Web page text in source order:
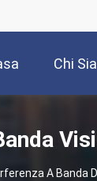
Chi
A